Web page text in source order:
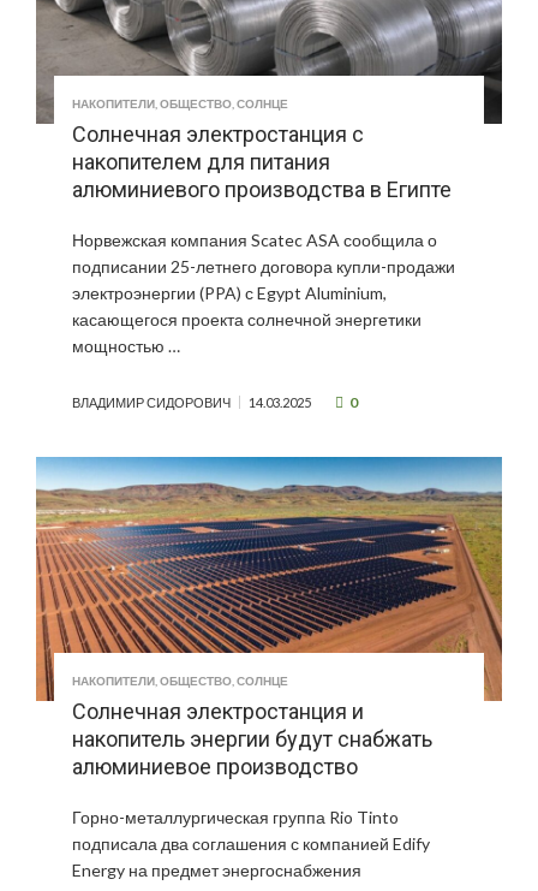
НАКОПИТЕЛИ ОБЩЕСТВО СОЛНЦЕ
Солнечная электростанция c
накопителем для питания
алюминиевого производства в Египте
Норвежская компания Scatec ASA сообщила о
подписании 25-летнего договора купли-продажи
электроэнергии (PPA) с Egypt Aluminium,
касающегося проекта солнечной энергетики
мощностью …
ВЛАДИМИР СИДОРОВИЧ 14.03.2025 0
НАКОПИТЕЛИ ОБЩЕСТВО СОЛНЦЕ
Солнечная электростанция и
накопитель энергии будут снабжать
алюминиевое производство
Горно-металлургическая группа Rio Tinto
подписала два соглашения с компанией Edify
Energy на предмет энергоснабжения